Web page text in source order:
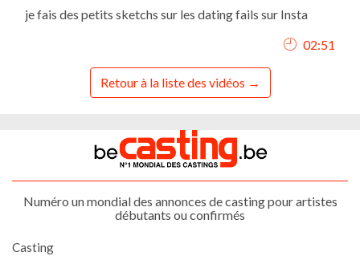
je fais des petits sketchs sur les dating fails sur Insta
02:51
Retour à la liste des vidéos
Numéro un mondial des annonces de casting pour artistes
débutants ou confirmés
Casting